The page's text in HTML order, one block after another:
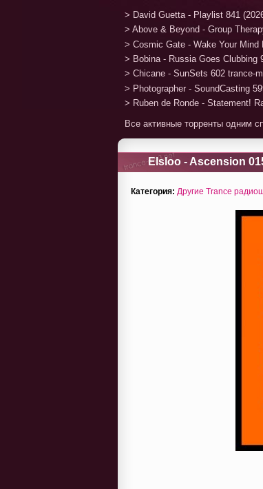
> David Guetta - Playlist 841
> Above & Beyond - Group
> Cosmic Gate - Wake Your
> Bobina - Russia Goes Clubbing
> Chicane - SunSets 602 trance-
> Photographer - SoundCasting
> Ruben de Ronde - Statement!
Все активные торренты одним
Elsloo - Ascension
Категория: Другие Trance